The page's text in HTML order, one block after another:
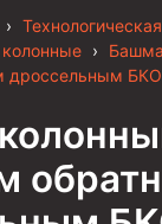
›
›
дроссельным